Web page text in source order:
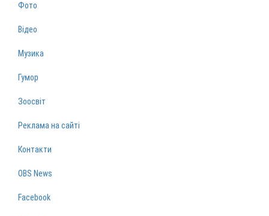
Фото
Відео
Музика
Гумор
Зоосвіт
Реклама на сайті
Контакти
OBS News
Facebook